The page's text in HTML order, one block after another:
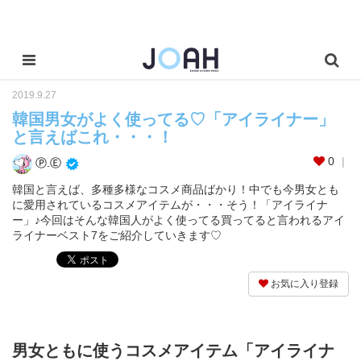
2019.9.27
韓国男女がよく使ってる♡「アイライナー」
と言えばこれ・・・！
Ⓟ.Ⓔ 0
韓国と言えば、多種多様なコスメ商品ばかり！中でも今男女とも
に愛用されているコスメアイテムが・・・そう！「アイライナ
ー」♪今回はそんな韓国人がよく使ってる買ってると言われるアイ
ライナーベスト7をご紹介していきます♡
お気に入り登録
男女ともに使うコスメアイテム「アイライナ